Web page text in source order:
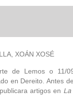
XOÁN XOSÉ
de Lemos o 11/
en Dereito. Antes
artigos en La